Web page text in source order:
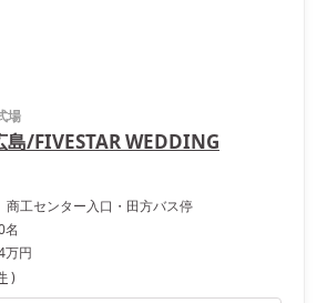
場
島/FIVESTAR WEDDING
商工センター入口・田方バス停
名
万円
)